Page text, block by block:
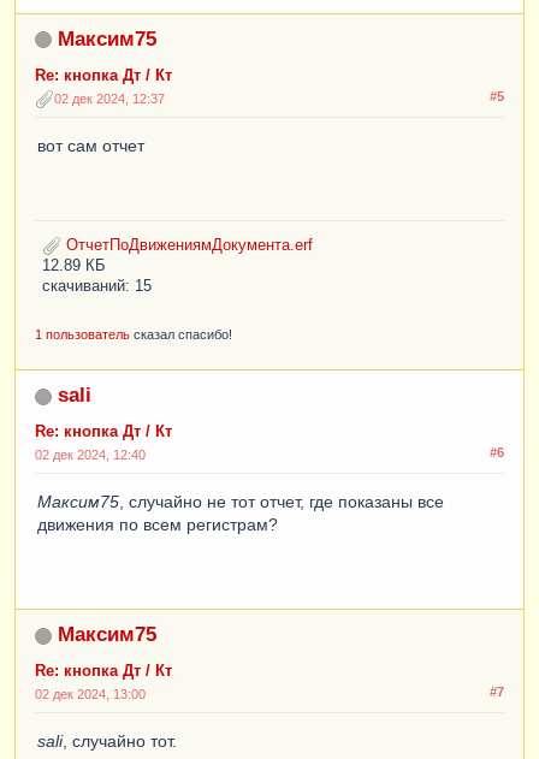
Максим75
Re: кнопка Дт / Кт
#5
02 дек 2024, 12:37
вот сам отчет
ОтчетПоДвижениямДокумента.erf
12.89 КБ
скачиваний: 15
1 пользователь сказал спасибо!
sali
Re: кнопка Дт / Кт
#6
02 дек 2024, 12:40
Максим75 , случайно не тот отчет, где показаны все
движения по всем регистрам?
Максим75
Re: кнопка Дт / Кт
#7
02 дек 2024, 13:00
sali, случайно тот.